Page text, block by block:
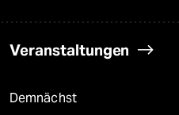
Veranstaltungen
Demnächst